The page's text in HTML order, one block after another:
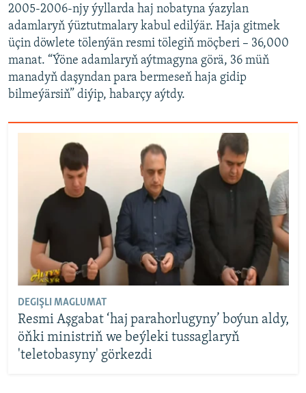
2005-2006-njy ýyllarda haj nobatyna ýazylan
adamlaryň ýüztutmalary kabul edilýär. Haja gitmek
üçin döwlete tölenýän resmi tölegiň möçberi – 36,000
manat. “Ýöne adamlaryň aýtmagyna görä, 36 müň
manadyň daşyndan para bermeseň haja gidip
bilmeýärsiň” diýip, habarçy aýtdy.
DEGIŞLI MAGLUMAT
Resmi Aşgabat ‘haj parahorlugyny’ boýun aldy,
öňki ministriň we beýleki tussaglaryň
'teletobasyny' görkezdi